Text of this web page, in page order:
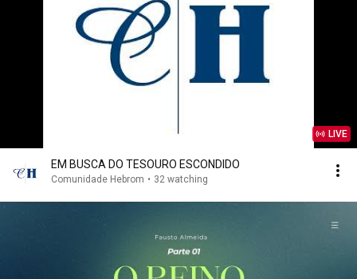
LIVE
EM BUSCA DO TESOURO ESCONDIDO
Comunidade Hebrom • 32 watching